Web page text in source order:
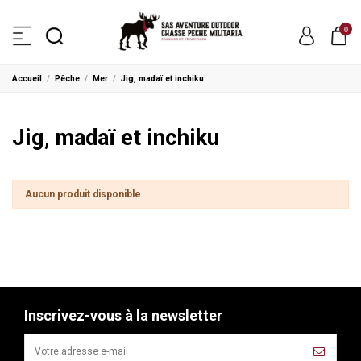
0
Accueil Pêche Mer Jig, madaï et inchiku
Jig, madaï et inchiku
Aucun produit disponible
Inscrivez-vous à la newsletter